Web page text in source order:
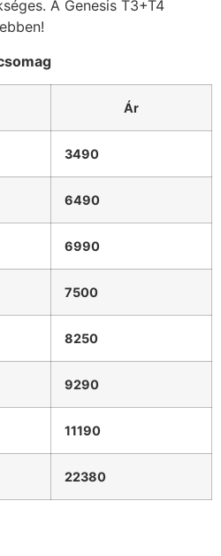
A Genesis T3+T4
Ár
3490
6490
6990
7500
8250
9290
11190
22380